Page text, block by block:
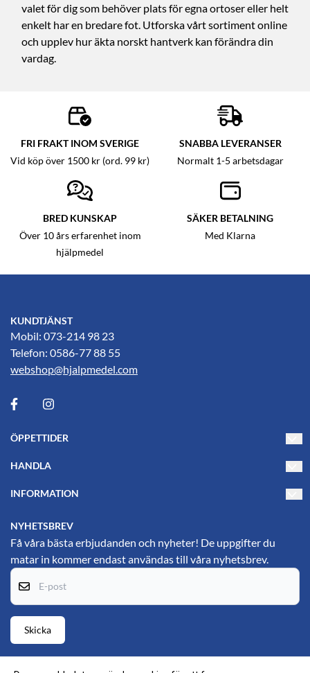
valet för dig som behöver plats för egna ortoser eller helt
enkelt har en bredare fot. Utforska vårt sortiment online
och upplev hur äkta norskt hantverk kan förändra din
vardag.
FRI FRAKT INOM SVERIGE
Vid köp över 1500 kr (ord. 99 kr)
SNABBA LEVERANSER
Normalt 1-5 arbetsdagar
BRED KUNSKAP
Över 10 års erfarenhet inom
hjälpmedel
SÄKER BETALNING
Med Klarna
KUNDTJÄNST
Mobil: 073-214 98 23
Telefon: 0586-77 88 55
webshop@hjalpmedel.com
ÖPPETTIDER
Fredag 10-15
PL's Hjälpmedelsbutik
69134 Karlskoga
Hitta till oss (Google maps)
HANDLA
INFORMATION
Blogg
Nyhetsbrev
Om cookies
NYHETSBREV
Få våra bästa erbjudanden och nyheter! De uppgifter du
matar in kommer endast användas till våra nyhetsbrev.
E-post
Skicka